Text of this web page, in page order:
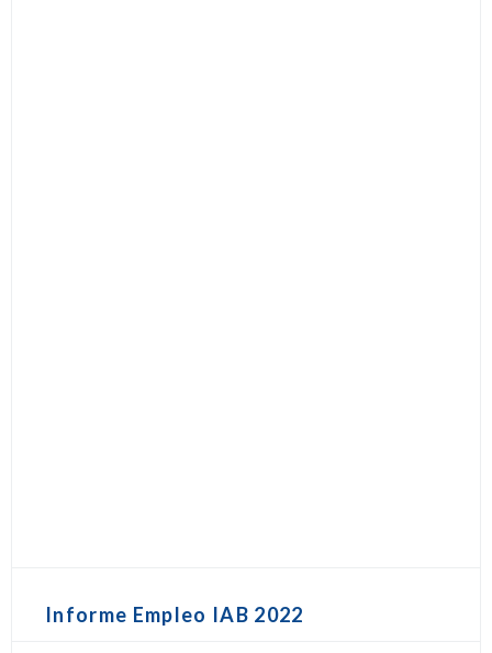
Informe Empleo IAB 2022